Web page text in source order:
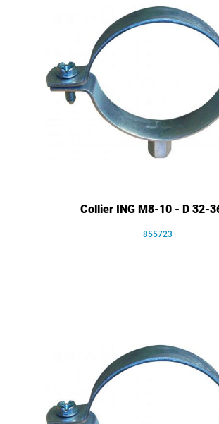
Collier ING M8-10 - D 32-
855723